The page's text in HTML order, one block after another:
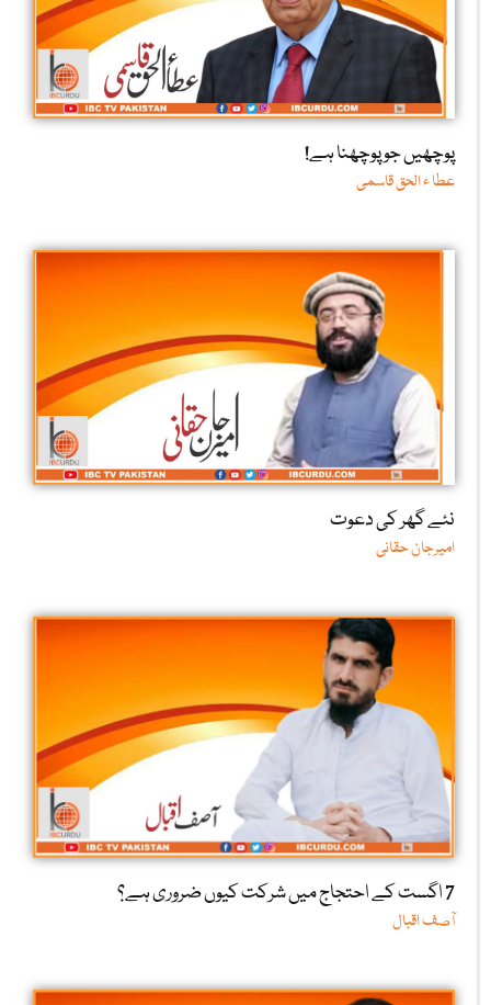
پوچھیں جو پوچھنا ہے!
عطا ء الحق قاسمی
نئے گھر کی دعوت
امیرجان حقانی
7 اگست کے احتجاج میں شرکت کیوں ضروری ہے؟
آصف اقبال